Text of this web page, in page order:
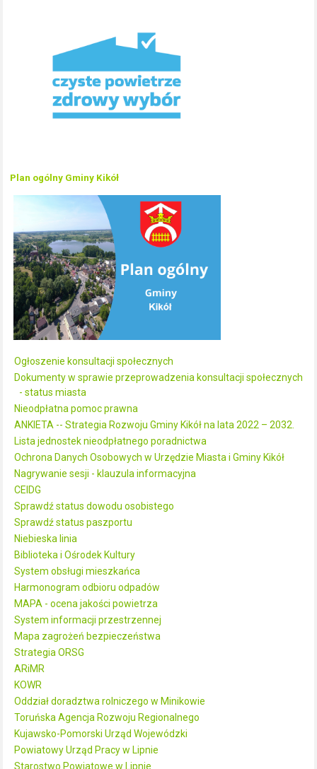
Plan ogólny Gminy Kikół
Ogłoszenie konsultacji społecznych
Dokumenty w sprawie przeprowadzenia konsultacji społecznych
- status miasta
Nieodpłatna pomoc prawna
ANKIETA -- Strategia Rozwoju Gminy Kikół na lata 2022 – 2032.
Lista jednostek nieodpłatnego poradnictwa
Ochrona Danych Osobowych w Urzędzie Miasta i Gminy Kikół
Nagrywanie sesji - klauzula informacyjna
CEIDG
Sprawdź status dowodu osobistego
Sprawdź status paszportu
Niebieska linia
Biblioteka i Ośrodek Kultury
System obsługi mieszkańca
Harmonogram odbioru odpadów
MAPA - ocena jakości powietrza
System informacji przestrzennej
Mapa zagrożeń bezpieczeństwa
Strategia ORSG
ARiMR
KOWR
Oddział doradztwa rolniczego w Minikowie
Toruńska Agencja Rozwoju Regionalnego
Kujawsko-Pomorski Urząd Wojewódzki
Powiatowy Urząd Pracy w Lipnie
Starostwo Powiatowe w Lipnie